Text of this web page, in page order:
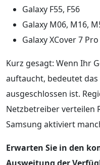
Galaxy F55, F56
Galaxy M06, M16,
Galaxy XCover 7 Pro
Kurz gesagt: Wenn Ihr
auftaucht, bedeutet
ausgeschlossen ist.
Netzbetreiber verteilen
Samsung aktiviert
Erwarten Sie in den
Ausweitung der